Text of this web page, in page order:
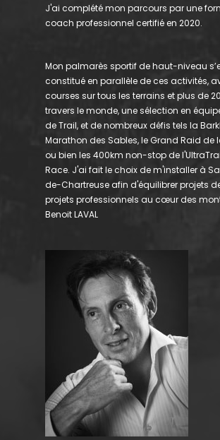
J'ai complété mon parcours par une
coach professionnel certifié en 2020.
Mon palmarès sportif de haut-niveau
constitué en parallèle de ces activités,
courses sur tous les terrains et plus de
travers le monde, une sélection en
de Trail, et de nombreux défis tels la
Marathon des Sables, le Grand Raid de
ou bien les 400km non-stop de
Race. J'ai fait le choix de m'installer à
de-Chartreuse afin d'équilibrer projets
projets professionnels au cœur des
Benoit LAVAL